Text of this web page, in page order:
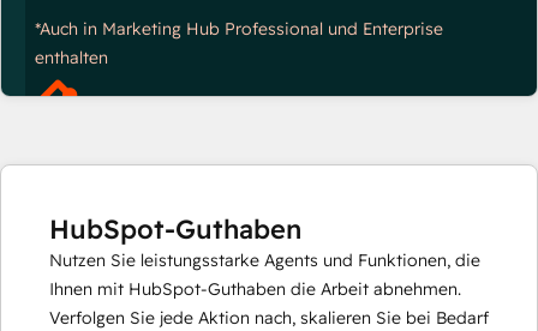
*Auch in Marketing Hub Professional und Enterprise
enthalten
HubSpot-Guthaben
Nutzen Sie leistungsstarke Agents und Funktionen, die
Ihnen mit HubSpot-Guthaben die Arbeit abnehmen.
Verfolgen Sie jede Aktion nach, skalieren Sie bei Bedarf